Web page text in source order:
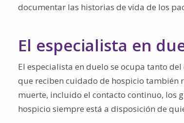
documentar las historias de vida de los
El especialista en
El especialista en duelo se ocupa tanto
que reciben cuidado de hospicio también
muerte, incluido el contacto continuo, los
hospicio siempre está a disposición de